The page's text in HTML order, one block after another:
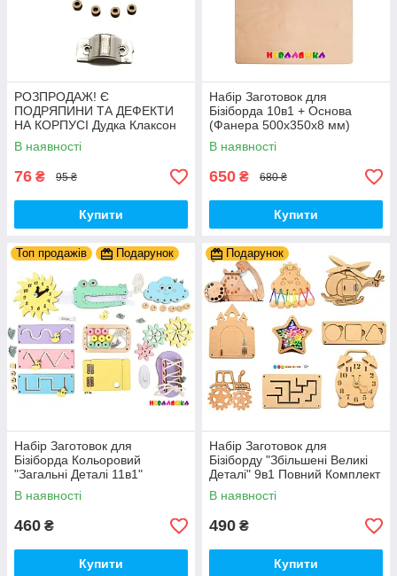
РОЗПРОДАЖ! Є
ПОДРЯПИНИ ТА ДЕФЕКТИ
НА КОРПУСІ Дудка Клаксон
для Велосипедів 14 см Фа-
Фа Пластик + Гума
В наявності
76 ₴ 95 ₴
Купити
Набір Заготовок для
Бізіборда 10в1 + Основа
(Фанера 500x350x8 мм)
Базові Деталі, Весь Комплект
- Собери Сам
В наявності
650 ₴ 680 ₴
Купити
Топ продажів Подарунок
Набір Заготовок для
Бізіборда Кольоровий
"Загальні Деталі 11в1"
Базовий Комплект (+Клей,
Шурупи) Набiр Заготівель
В наявності
460 ₴
Купити
Подарунок
Набір Заготовок для
Бізіборду "Збільшені Великі
Деталі" 9в1 Повний Комплект
+ Всі Кріплення
В наявності
490 ₴
Купити